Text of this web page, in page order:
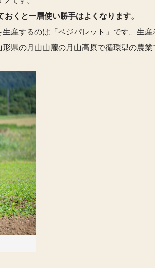
くと一層使い勝手はよくなります。
産するのは「ベジパレット」です。生
県の月山山麓の月山高原で循環型の農業